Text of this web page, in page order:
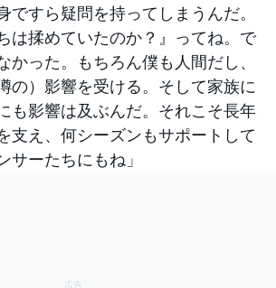
ですら疑問を持ってしまうんだ。
は揉めていたのか？』ってね。で
かった。もちろん僕も人間だし、
の）影響を受ける。そして家族に
も影響は及ぶんだ。それこそ長年
支え、何シーズンもサポートして
サーたちにもね」